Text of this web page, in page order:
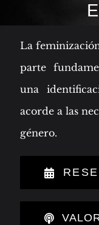
La
parte
una
acorde a las
género.